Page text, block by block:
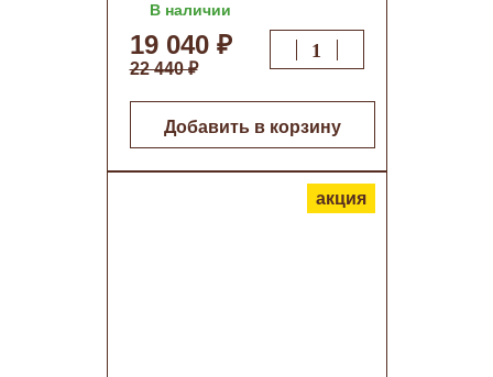
В наличии
19 040 ₽
22 440 ₽
Добавить в корзину
акция